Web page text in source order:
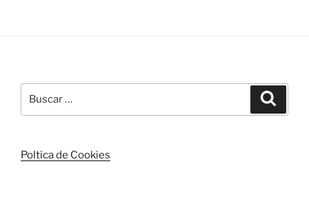
por:
Poltica de Cookies